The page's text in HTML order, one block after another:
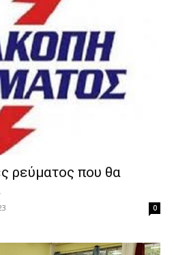
ρεύματος που θα
0